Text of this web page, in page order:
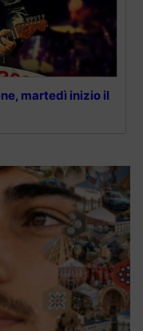
martedì inizio il